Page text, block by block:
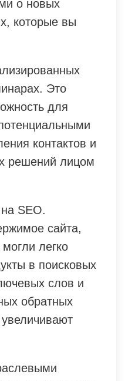
о новых
которые вы
Это
для
контактов и
решений лицом
SEO.
сайта,
легко
в поисковых
слов и
обратных